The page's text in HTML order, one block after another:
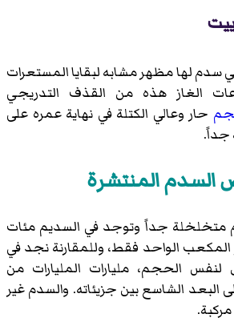
سدم لها مظهر مشابه لبقايا المستعرات
الغاز هذه من القذف التدريجي
حار وعالي الكتلة في نهاية عمره على
جداً.
السدم المنتشرة
متخلخلة جداً وتوجد في السديم مئات
المكعب الواحد فقط، وللمقارنة نجد في
لنفس الحجم، مليارات المليارات من
البعد الشاسع بين جزيئاته. والسدم غير